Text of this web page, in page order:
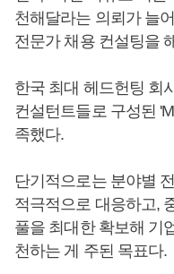
천해달라는 의뢰가 늘
전문가 채용 컨설팅을
한국 최대 헤드헌팅 회
컨설턴트들로 구성된
족했다.
단기적으로는 분야별
적극적으로 대응하고,
풀을 최대한 확보해 기
천하는 게 주된 목표다.